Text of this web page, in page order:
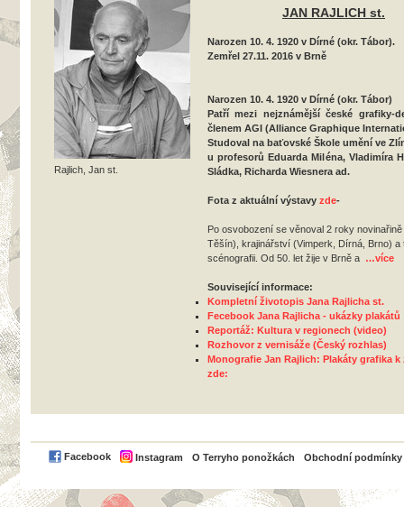
Rajlich, Jan st.
JAN RAJLICH st.
Narozen 10. 4. 1920 v Dírné (okr. Tábor).
Zemřel 27.11. 2016 v Brně
Narozen 10. 4. 1920 v Dírné (okr. Tábor)
Patří mezi nejznámější české grafiky-
členem AGI (Alliance Graphique
Studoval na baťovské Škole umění ve
u profesorů Eduarda Miléna, Vladimíra
Sládka, Richarda Wiesnera ad.
Fota z aktuální výstavy zde-
Po osvobození se věnoval 2 roky
Těšín), krajinářství (Vimperk, Dírná, Brno) a
scénografii. Od 50. let žije v Brně a …více
Související informace:
Kompletní životopis Jana Rajlicha st.
Fecebook Jana Rajlicha - ukázky plakátů
Reportáž: Kultura v regionech (video)
Rozhovor z vernisáže (Český rozhlas)
Monografie Jan Rajlich: Plakáty grafika k
zde:
Facebook Instagram O Terryho ponožkách Obchodní podmínky
PayPal